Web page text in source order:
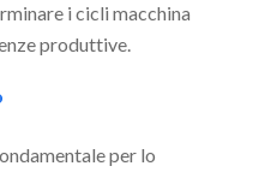
i cicli macchina
produttive.
per lo